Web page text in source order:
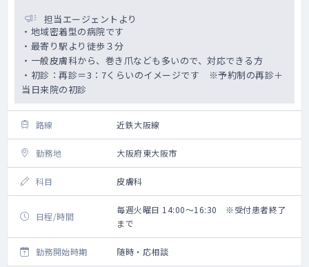
担当エージェントより
・地域密着型の病院です
・最寄り駅より徒歩３分
・一般皮膚科から、巻き爪なども多いので、対応できる方
・初診：再診＝3：7くらいのイメージです ※予約制の再診＋
当日来院の初診
路線 近鉄大阪線
勤務地 大阪府東大阪市
科目 皮膚科
日程/時間
毎週火曜日 14:00～16:30 ※受付患者終了
まで
勤務開始時期 随時・応相談